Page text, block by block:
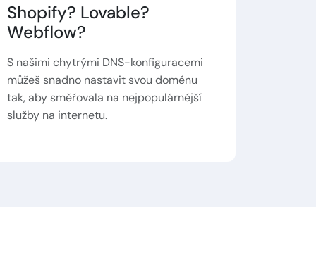
Shopify? Lovable?
Webflow?
S našimi chytrými DNS-konfiguracemi
můžeš snadno nastavit svou doménu
tak, aby směřovala na nejpopulárnější
služby na internetu.